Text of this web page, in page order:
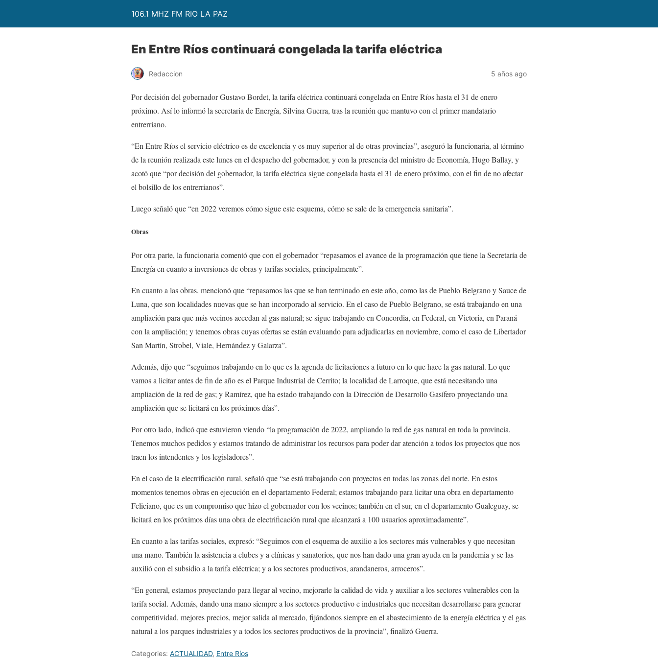
106.1 MHZ FM RIO LA PAZ
En Entre Ríos continuará congelada la tarifa eléctrica
Redaccion 5 años ago
Por decisión del gobernador Gustavo Bordet, la tarifa eléctrica continuará congelada en Entre Ríos hasta el 31 de enero
próximo. Así lo informó la secretaria de Energía, Silvina Guerra, tras la reunión que mantuvo con el primer mandatario
entrerriano.
“En Entre Ríos el servicio eléctrico es de excelencia y es muy superior al de otras provincias”, aseguró la funcionaria, al término
de la reunión realizada este lunes en el despacho del gobernador, y con la presencia del ministro de Economía, Hugo Ballay, y
acotó que “por decisión del gobernador, la tarifa eléctrica sigue congelada hasta el 31 de enero próximo, con el fin de no afectar
el bolsillo de los entrerrianos”.
Luego señaló que “en 2022 veremos cómo sigue este esquema, cómo se sale de la emergencia sanitaria”.
Obras
Por otra parte, la funcionaria comentó que con el gobernador “repasamos el avance de la programación que tiene la Secretaría de
Energía en cuanto a inversiones de obras y tarifas sociales, principalmente”.
En cuanto a las obras, mencionó que “repasamos las que se han terminado en este año, como las de Pueblo Belgrano y Sauce de
Luna, que son localidades nuevas que se han incorporado al servicio. En el caso de Pueblo Belgrano, se está trabajando en una
ampliación para que más vecinos accedan al gas natural; se sigue trabajando en Concordia, en Federal, en Victoria, en Paraná
con la ampliación; y tenemos obras cuyas ofertas se están evaluando para adjudicarlas en noviembre, como el caso de Libertador
San Martín, Strobel, Viale, Hernández y Galarza”.
Además, dijo que “seguimos trabajando en lo que es la agenda de licitaciones a futuro en lo que hace la gas natural. Lo que
vamos a licitar antes de fin de año es el Parque Industrial de Cerrito; la localidad de Larroque, que está necesitando una
ampliación de la red de gas; y Ramírez, que ha estado trabajando con la Dirección de Desarrollo Gasífero proyectando una
ampliación que se licitará en los próximos días”.
Por otro lado, indicó que estuvieron viendo “la programación de 2022, ampliando la red de gas natural en toda la provincia.
Tenemos muchos pedidos y estamos tratando de administrar los recursos para poder dar atención a todos los proyectos que nos
traen los intendentes y los legisladores”.
En el caso de la electrificación rural, señaló que “se está trabajando con proyectos en todas las zonas del norte. En estos
momentos tenemos obras en ejecución en el departamento Federal; estamos trabajando para licitar una obra en departamento
Feliciano, que es un compromiso que hizo el gobernador con los vecinos; también en el sur, en el departamento Gualeguay, se
licitará en los próximos días una obra de electrificación rural que alcanzará a 100 usuarios aproximadamente”.
En cuanto a las tarifas sociales, expresó: “Seguimos con el esquema de auxilio a los sectores más vulnerables y que necesitan
una mano. También la asistencia a clubes y a clínicas y sanatorios, que nos han dado una gran ayuda en la pandemia y se las
auxilió con el subsidio a la tarifa eléctrica; y a los sectores productivos, arandaneros, arroceros”.
“En general, estamos proyectando para llegar al vecino, mejorarle la calidad de vida y auxiliar a los sectores vulnerables con la
tarifa social. Además, dando una mano siempre a los sectores productivo e industriales que necesitan desarrollarse para generar
competitividad, mejores precios, mejor salida al mercado, fijándonos siempre en el abastecimiento de la energía eléctrica y el gas
natural a los parques industriales y a todos los sectores productivos de la provincia”, finalizó Guerra.
Categories: ACTUALIDAD, Entre Ríos